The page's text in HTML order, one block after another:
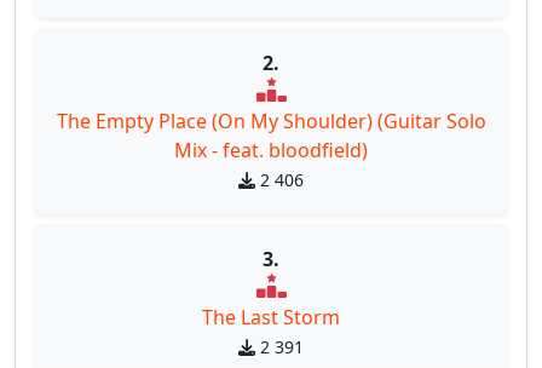
2.
The Empty Place (On My Shoulder) (Guitar Solo
Mix - feat. bloodfield)
2 406
3.
The Last Storm
2 391